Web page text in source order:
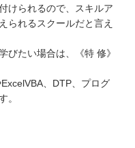
けられるので、スキルア
られるスクールだと言え
びたい場合は、《特 修》
、DTP、プログ
。